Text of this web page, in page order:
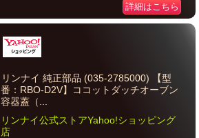
詳細はこちら
リンナイ 純正部品 (035-2785000) 【型
番：RBO-D2V】ココットダッチオーブン
容器蓋（...
リンナイ公式ストアYahoo!ショッピング
店